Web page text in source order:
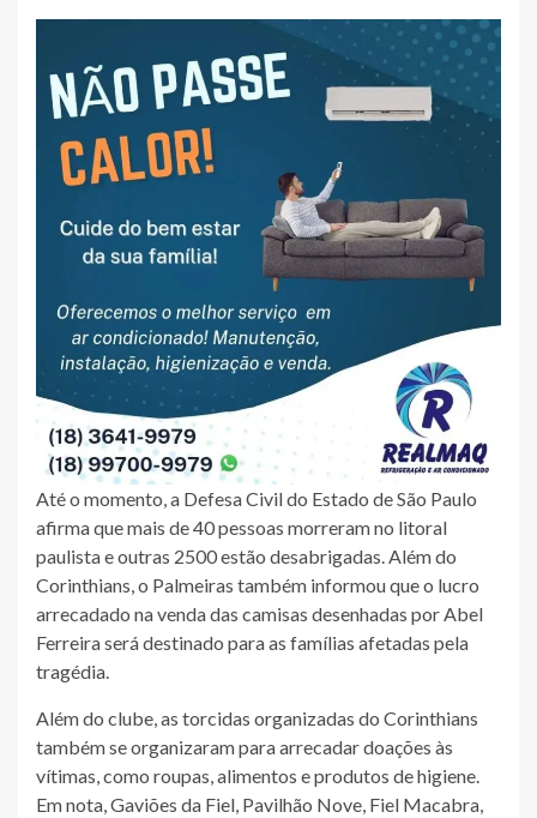
Até o momento, a Defesa Civil do Estado de São Paulo
afirma que mais de 40 pessoas morreram no litoral
paulista e outras 2500 estão desabrigadas. Além do
Corinthians, o Palmeiras também informou que o lucro
arrecadado na venda das camisas desenhadas por Abel
Ferreira será destinado para as famílias afetadas pela
tragédia.
Além do clube, as torcidas organizadas do Corinthians
também se organizaram para arrecadar doações às
vítimas, como roupas, alimentos e produtos de higiene.
Em nota, Gaviões da Fiel, Pavilhão Nove, Fiel Macabra,